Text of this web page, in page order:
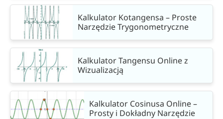
Kalkulator Kotangensa – Proste
Narzędzie Trygonometryczne
Kalkulator Tangensu Online z
Wizualizacją
Kalkulator Cosinusa Online –
Prosty i Dokładny Narzędzie